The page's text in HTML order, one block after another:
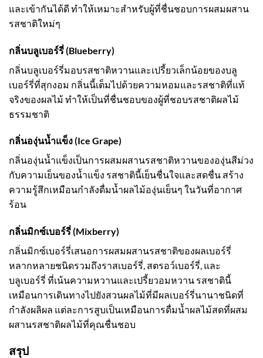
และเข้ากันได้ดี ทำให้เหมาะสำหรับผู้ที่ชื่นชอบการผสมผสาน
รสชาติใหม่ๆ
กลิ่นบลูเบอร์รี่ (Blueberry)
กลิ่นบลูเบอร์รี่มอบรสชาติหวานและเปรี้ยวเล็กน้อยของบลู
เบอร์รี่ที่สุกงอม กลิ่นนี้เต็มไปด้วยความหอมและรสชาติที่แท้
จริงของผลไม้ ทำให้เป็นที่ชื่นชอบของผู้ที่ชอบรสชาติผลไม้
ธรรมชาติ
กลิ่นองุ่นน้ำแข็ง (Ice Grape)
กลิ่นองุ่นน้ำแข็งเป็นการผสมผสานรสชาติหวานขององุ่นสีม่วง
กับความเย็นของน้ำแข็ง รสชาตินี้เย็นชื่นใจและสดชื่น สร้าง
ความรู้สึกเหมือนกำลังดื่มน้ำผลไม้องุ่นเย็นๆ ในวันที่อากาศ
ร้อน
กลิ่นมิกซ์เบอร์รี่ (Mixberry)
กลิ่นมิกซ์เบอร์รี่เสนอการผสมผสานรสชาติของผลเบอร์รี่
หลากหลายชนิดรวมถึงราสเบอร์รี่, สตรอว์เบอร์รี่, และ
บลูเบอร์รี่ ที่เน้นความหวานและเปรี้ยวอมหวาน รสชาตินี้
เหมือนการเดินทางไปยังสวนผลไม้ที่มีผลเบอร์รี่นานาชนิดที่
กำลังผลิผล แต่ละการสูบเป็นเหมือนการดื่มน้ำผลไม้สดที่ผสม
ผสานรสชาติผลไม้ที่คุณชื่นชอบ
สรุป